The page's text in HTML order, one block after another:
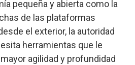
pequeña y abierta como la
de las plataformas
el exterior, la autoridad
herramientas que le
agilidad y profundidad